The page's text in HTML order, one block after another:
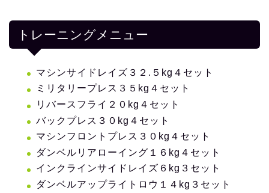
トレーニングメニュー
マシンサイドレイズ３２.５kg４セット
ミリタリープレス３５kg４セット
リバースフライ２０kg４セット
バックプレス３０kg４セット
マシンフロントプレス３０kg４セット
ダンベルリアローイング１６kg４セット
インクラインサイドレイズ６kg３セット
ダンベルアップライトロウ１４kg３セット